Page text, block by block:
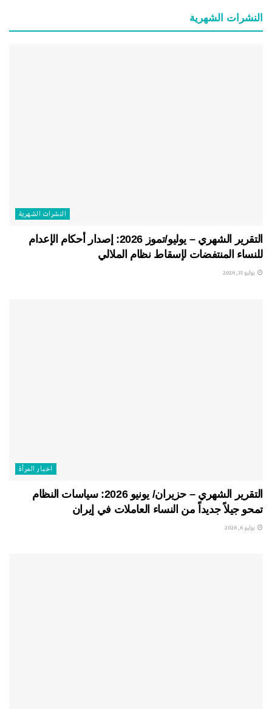
النشرات الشهریة
النشرات الشهریة
التقرير الشهري – يوليو/تموز 2026: إصدار أحكام الإعدام
للنساء المنتفضات لإسقاط نظام الملالي
يوليو 31, 2026
اخبار المرأة
التقرير الشهري – حزيران/ يونيو 2026: سياسات النظام
تمحو جيلاً جديداً من النساء العاملات في إيران
يوليو 6, 2026